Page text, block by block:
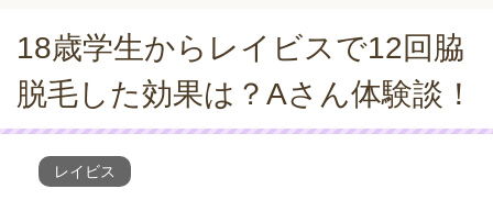
18歳学生からレイビスで12回脇
脱毛した効果は？Aさん体験談！
レイビス